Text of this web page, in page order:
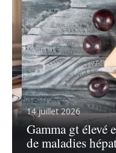
14 juillet 2026
Gamma gt élevé
de maladies
17 juillet 2026
Que faire si j’ai